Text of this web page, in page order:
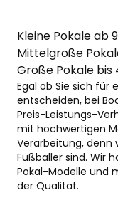
Kleine Pokale ab
Mittelgroße
Große Pokale bis
Egal ob Sie sich für
entscheiden, bei
Preis-Leistungs-
mit hochwertigen
Verarbeitung, denn
Fußballer sind. Wir
Pokal-Modelle und
der Qualität.